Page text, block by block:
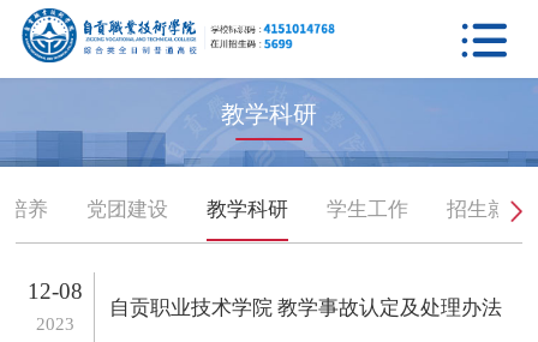

教学科研
培养 党团建设 教学科研 学生工作 招生就业
12-08
2023
自贡职业技术学院 教学事故认定及处理办法